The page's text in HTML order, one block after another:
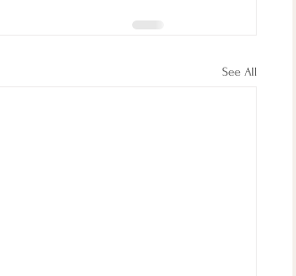
See All